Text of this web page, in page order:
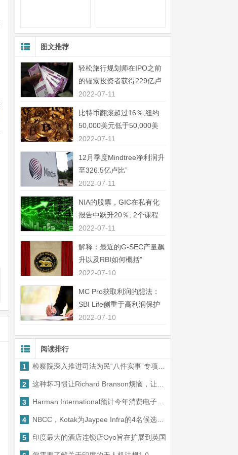
图文推荐
轻松旅行规划师在IPO之前
的锚索投资者获得229亿卢
比”
2022-07-11
比特币翻滚超过16％;纽约
50,000美元低于50,000美
元”
2022-07-11
12月季度Mindtree净利润升
至326.5亿卢比”
2022-07-11
NIA的股票，GIC在私有化
报告中跃升20％; 2个课程
中44％”
2022-07-11
解释：最近的G-SEC产量飙
升以及RBI如何概括”
2022-07-10
MC Pro获取利润的想法：
SBI Life侧重于高利润保护
业务”
2022-07-10
阅读排行
1 检察院深入推进司法为民“八件实事”专项工作
2 这种坏习惯让Richard Branson烦恼，让你从Tesla发射
3 Harman International预计今年消费电子空间增长50-60％
4 NBCC，Kotak为Jaypee Infra的4名候选人投标人; L＆T红外比赛
5 印度最大的酒店连锁店Oyo旨在扩展到英国